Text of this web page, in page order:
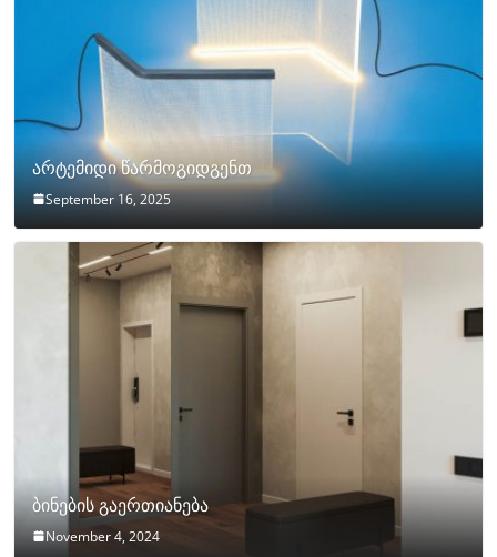
არტემიდი წარმოგიდგენთ
September 16, 2025
ბინების გაერთიანება
November 4, 2024